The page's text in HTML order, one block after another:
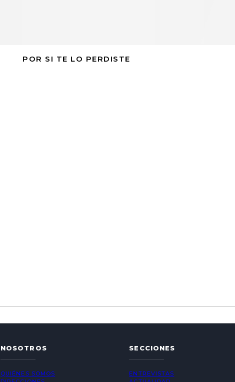
POR SI TE LO PERDISTE
NOSOTROS
QUIÉNES SOMOS
SECCIONES
ENTREVISTAS